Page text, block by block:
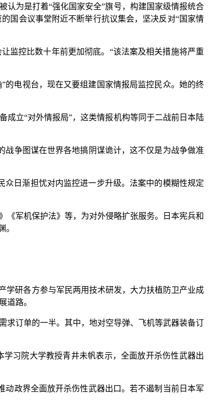
为是打着“强化国家安全”旗号，构建国家级情报统合
国会议事堂附近不断举行抗议集会，坚决反对“国家情
监控比数十年前更加彻底。“该法案及相关措施将严重
电视台，现在又要组建国家情报局监控民众。她的终
立“对外情报局”，这类情报机构等同于二战前日本陆
争图谋在世界各地搞阴谋诡计，这不仅是为战争做准
日渐担忧对内监控进一步升级。法案中的模糊性规定
军机保护法》等，为对外侵略扩张服务。日本宪兵和
。
研各方参与军民两用技术研发，大力扶植防卫产业成
道路。
订单的一半。其中，地对空导弹、飞机等武器装备订
习院大学教授青井未帆表示，全面放开杀伤性武器出
政界全面放开杀伤性武器出口。若不遏制当前日本军